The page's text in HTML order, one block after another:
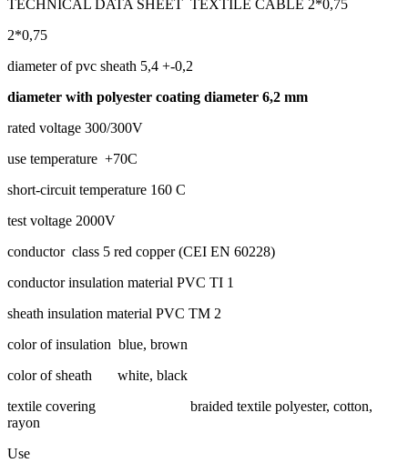
TECHNICAL DATA SHEET TEXTILE CABLE 2*0,75
2*0,75
diameter of pvc sheath 5,4 +-0,2
diameter with polyester coating diameter 6,2 mm
rated voltage 300/300V
use temperature +70C
short-circuit temperature 160 C
test voltage 2000V
conductor class 5 red copper (CEI EN 60228)
conductor insulation material PVC TI 1
sheath insulation material PVC TM 2
color of insulation blue, brown
color of sheath white, black
textile covering braided textile polyester, cotton,
rayon
Use